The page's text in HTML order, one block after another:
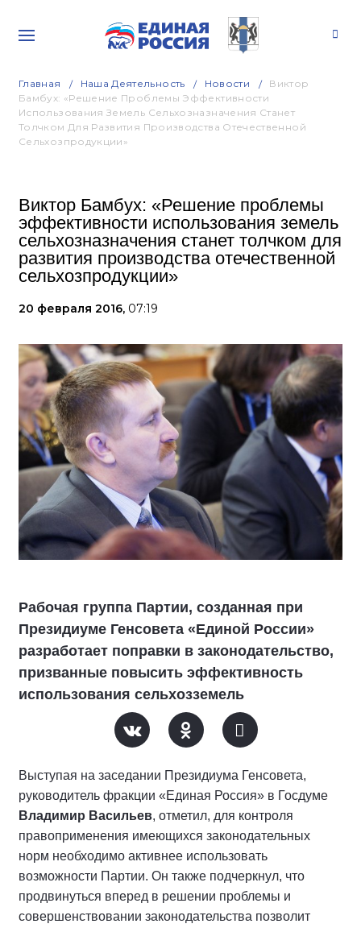
Главная Наша Деятельность Новости
Виктор
Бамбух: «Решение Проблемы Эффективности
Использования Земель Сельхозназначения Станет
Толчком Для Развития Производства Отечественной
Сельхозпродукции»
Виктор Бамбух: «Решение проблемы
эффективности использования земель
сельхозназначения станет толчком для
развития производства отечественной
сельхозпродукции»
20 февраля 2016, 07:19
Рабочая группа Партии, созданная при
Президиуме Генсовета «Единой России»
разработает поправки в законодательство,
призванные повысить эффективность
использования сельхозземель
Выступая на заседании Президиума Генсовета,
руководитель фракции «Единая Россия» в Госдуме
Владимир Васильев, отметил, для контроля
правоприменения имеющихся законодательных
норм необходимо активнее использовать
возможности Партии. Он также подчеркнул, что
продвинуться вперед в решении проблемы и
совершенствовании законодательства позволит